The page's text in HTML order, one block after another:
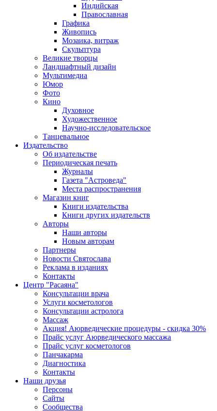
Индийская
Православная
Графика
Живопись
Мозаика, витраж
Скульптура
Великие творцы
Ландшафтный дизайн
Мультимедиа
Юмор
Фото
Кино
Духовное
Художественное
Научно-исследовательское
Танцевальное
Издательство
Об издательстве
Периодическая печать
Журналы
Газета "Астроведа"
Места распространения
Магазин книг
Книги издательства
Книги других издательств
Авторы
Наши авторы
Новым авторам
Партнеры
Новости Святослава
Реклама в изданиях
Контакты
Центр "Расаяна"
Консультации врача
Услуги косметологов
Консультации астролога
Массаж
Акция! Аюрведические процедуры - скидка 30%
Прайс услуг Аюрведического массажа
Прайс услуг косметологов
Панчакарма
Диагностика
Контакты
Наши друзья
Персоны
Сайты
Сообщества